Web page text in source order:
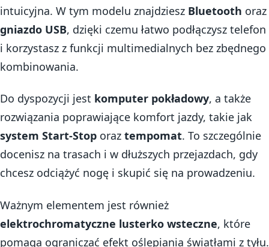
intuicyjna. W tym modelu znajdziesz Bluetooth oraz
gniazdo USB, dzięki czemu łatwo podłączysz telefon
i korzystasz z funkcji multimedialnych bez zbędnego
kombinowania.
Do dyspozycji jest komputer pokładowy, a także
rozwiązania poprawiające komfort jazdy, takie jak
system Start-Stop oraz tempomat. To szczególnie
docenisz na trasach i w dłuższych przejazdach, gdy
chcesz odciążyć nogę i skupić się na prowadzeniu.
Ważnym elementem jest również
elektrochromatyczne lusterko wsteczne, które
pomaga ograniczać efekt oślepiania światłami z tyłu.